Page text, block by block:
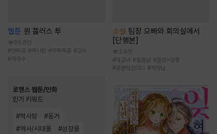
웹툰 원 플러스 투
95.8만
#연하공 #짝사랑 #무뚝뚝공 #강수
#적극수
로맨스 웹툰/만화
인기 키워드
#짝사랑 #동거
#역사/시대물 #성장물
소설 팀장 오빠와 회의실에서
[단행본]
3.8천
#애교녀 #절륜남 #몸정>맘정
#로맨틱코미디 #계략남